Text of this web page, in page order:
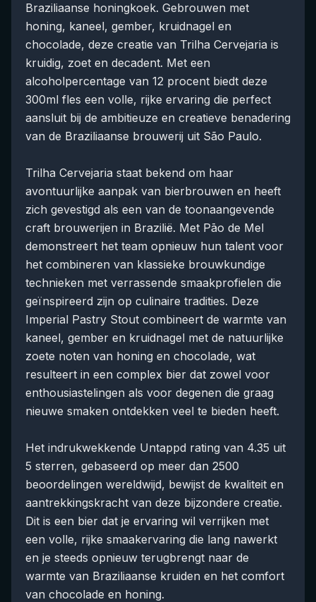
Braziliaanse honingkoek. Gebrouwen met
honing, kaneel, gember, kruidnagel en
chocolade, deze creatie van Trilha Cervejaria is
kruidig, zoet en decadent. Met een
alcoholpercentage van 12 procent biedt deze
300ml fles een volle, rijke ervaring die perfect
aansluit bij de ambitieuze en creatieve benadering
van de Braziliaanse brouwerij uit São Paulo.
Trilha Cervejaria staat bekend om haar
avontuurlijke aanpak van bierbrouwen en heeft
zich gevestigd als een van de toonaangevende
craft brouwerijen in Brazilië. Met Pāo de Mel
demonstreert het team opnieuw hun talent voor
het combineren van klassieke brouwkundige
technieken met verrassende smaakprofielen die
geïnspireerd zijn op culinaire tradities. Deze
Imperial Pastry Stout combineert de warmte van
kaneel, gember en kruidnagel met de natuurlijke
zoete noten van honing en chocolade, wat
resulteert in een complex bier dat zowel voor
enthousiastelingen als voor degenen die graag
nieuwe smaken ontdekken veel te bieden heeft.
Het indrukwekkende Untappd rating van 4.35 uit
5 sterren, gebaseerd op meer dan 2500
beoordelingen wereldwijd, bewijst de kwaliteit en
aantrekkingskracht van deze bijzondere creatie.
Dit is een bier dat je ervaring wil verrijken met
een volle, rijke smaakervaring die lang nawerkt
en je steeds opnieuw terugbrengt naar de
warmte van Braziliaanse kruiden en het comfort
van chocolade en honing.